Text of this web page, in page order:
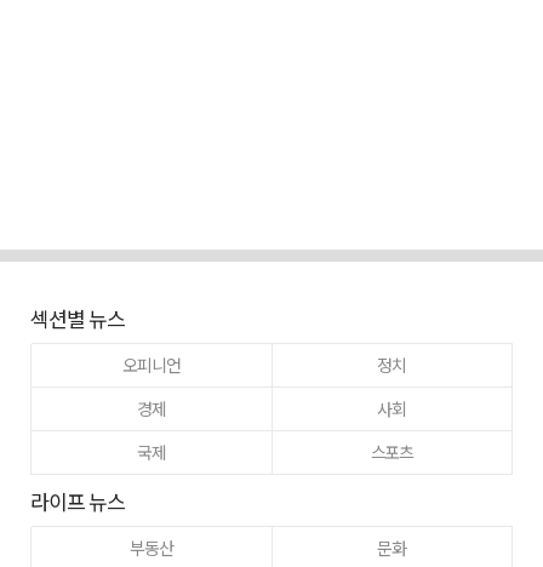
섹션별 뉴스
오피니언
정치
경제
사회
국제
스포츠
라이프 뉴스
부동산 문화